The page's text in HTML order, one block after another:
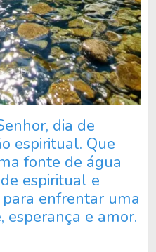
dia de
espiritual. Que
fonte de água
espiritual e
enfrentar uma
esperança e amor.